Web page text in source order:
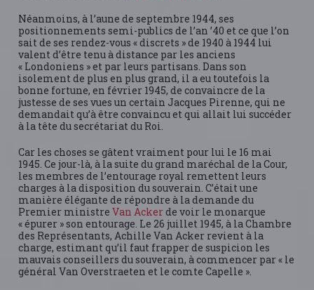
Néanmoins, à l’aune de septembre 1944, ses
positionnements semi-publics de l’an ’40 et ce que l’on
sait de ses rendez-vous « discrets » de 1940 à 1944 lui
valent d’être tenu à distance par les anciens
« Londoniens » et par leurs partisans. Dans son
isolement de plus en plus grand, il a eu toutefois la
bonne fortune, en février 1945, de convaincre de la
justesse de ses vues un certain Jacques Pirenne, qui ne
demandait qu’à être convaincu et qui allait lui succéder
à la tête du secrétariat du Roi.
Car les choses se gâtent vraiment pour lui le 16 mai
1945. Ce jour-là, à la suite du grand maréchal de la Cour,
les membres de l’entourage royal remettent leurs
charges à la disposition du souverain. C’était une
manière élégante de répondre à la demande du
Premier ministreVan Ackerde voir le monarque
« épurer » son entourage. Le 26 juillet 1945, à la Chambre
des Représentants, Achille Van Acker revient à la
charge, estimant qu’il faut frapper de suspicion les
mauvais conseillers du souverain, à commencer par « le
général Van Overstraeten et le comte Capelle ».